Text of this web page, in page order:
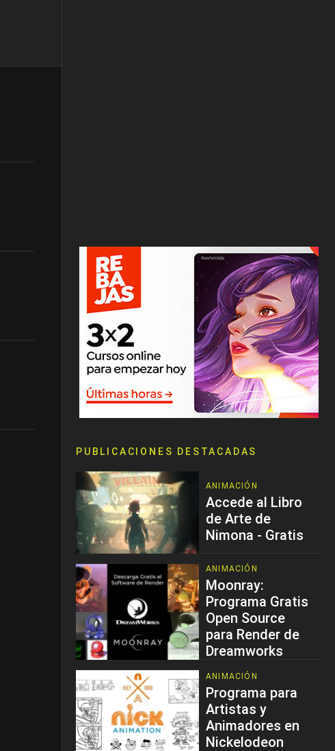
PUBLICACIONES DESTACADAS
ANIMACIÓN
Accede al Libro
de Arte de
Nimona - Gratis
ANIMACIÓN
Moonray:
Programa Gratis
Open Source
para Render de
Dreamworks
ANIMACIÓN
Programa para
Artistas y
Animadores en
Nickelodeon